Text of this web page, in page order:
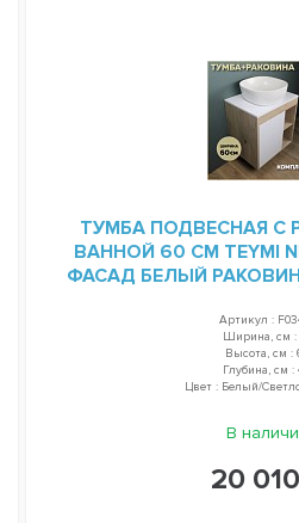
ТУМБА ПОДВЕСНАЯ С
ВАННОЙ 60 СМ TEYMI
ФАСАД БЕЛЫЙ
Артикул :
Ширина, см :
Высота, см :
Глубина, см :
Цвет : Белый/
В
20